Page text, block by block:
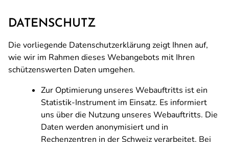
DATENSCHUTZ
Die vorliegende Datenschutzerklärung zeigt Ihnen auf,
wie wir im Rahmen dieses Webangebots mit Ihren
schützenswerten Daten umgehen.
Zur Optimierung unseres Webauftritts ist ein
Statistik-Instrument im Einsatz. Es informiert
uns über die Nutzung unseres Webauftritts. Die
Daten werden anonymisiert und in
Rechenzentren in der Schweiz verarbeitet. Bei